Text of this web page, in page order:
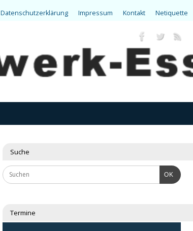
Datenschutzerklärung Impressum Kontakt Netiquette
Suche
OK
Termine